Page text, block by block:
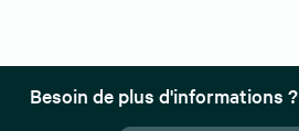
Besoin de plus d'informations ?